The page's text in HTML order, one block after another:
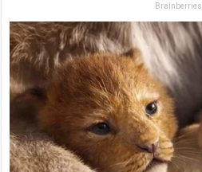
Brainberries